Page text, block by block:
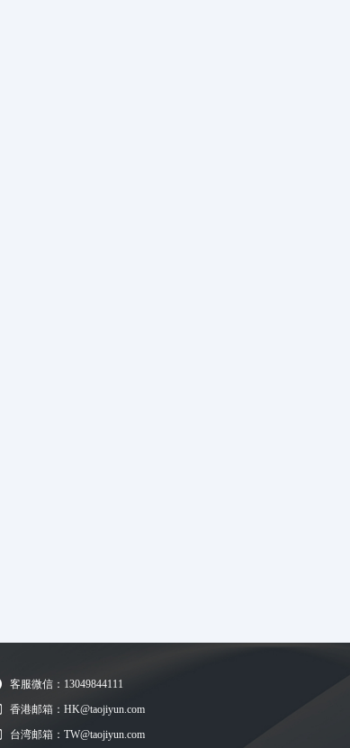
客服微信：13049844111
香港邮箱：HK@taojiyun.com
台湾邮箱：TW@taojiyun.com